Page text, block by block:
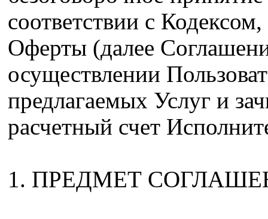
соответствии с
Оферты (далее
осуществлении
предлагаемых Услуг и
расчетный счет
1. ПРЕДМЕТ